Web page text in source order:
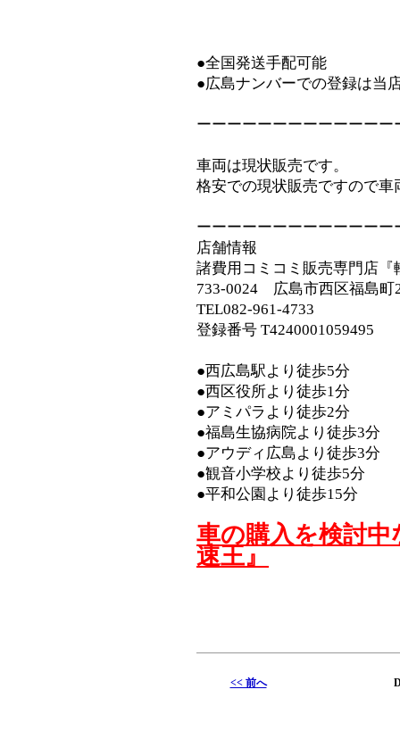
●全国発送手配可能
●広島ナンバーでの登録は当
ーーーーーーーーーーーーー
車両は現状販売です。
格安での現状販売ですので
ーーーーーーーーーーーーー
店舗情報
諸費用コミコミ販売専門店『
733-0024 広島市西区福島町
TEL082-961-4733
登録番号 T4240001059495
●西広島駅より徒歩5分
●西区役所より徒歩1分
●アミパラより徒歩2分
●福島生協病院より徒歩3分
●アウディ広島より徒歩3分
●観音小学校より徒歩5分
●平和公園より徒歩15分
車の購入を検討
速王』
<< 前へ